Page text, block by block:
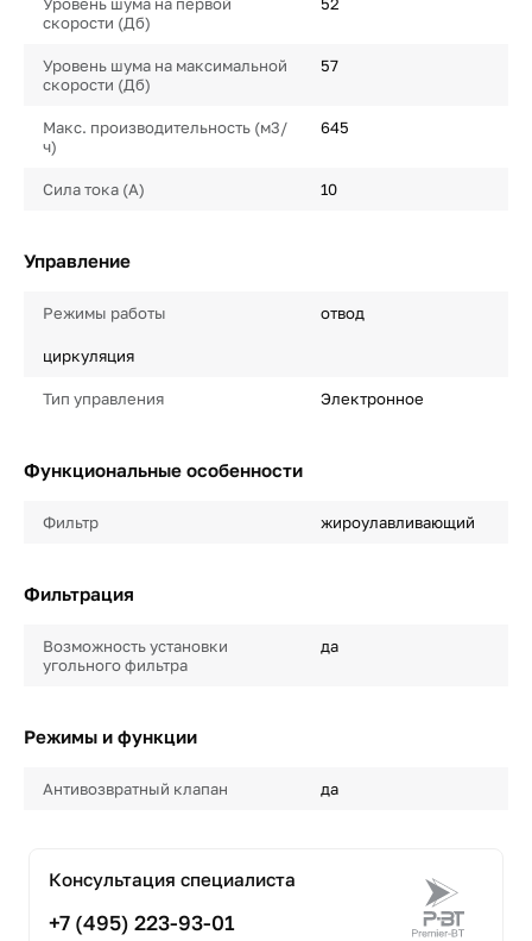
скорости (Дб)
Уровень шума на максимальной
скорости (Дб)
57
Макс. производительность (м3/
ч)
645
Сила тока (А) 10
Управление
Режимы работы отвод
циркуляция
Тип управления Электронное
Функциональные особенности
Фильтр жироулавливающий
Фильтрация
Возможность установки
угольного фильтра
да
Режимы и функции
Антивозвратный клапан да
Консультация специалиста
+7 (495) 223-93-01